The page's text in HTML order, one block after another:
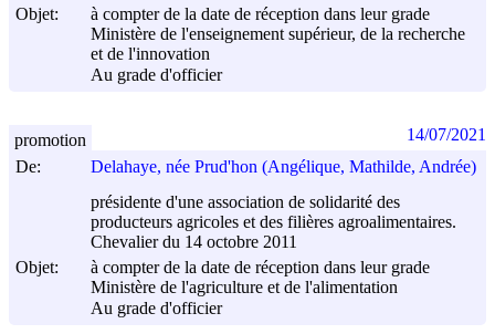
Objet:
à compter de la date de réception dans leur grade
Ministère de l'enseignement supérieur, de la recherche
et de l'innovation
Au grade d'officier
De:
Delahaye, née Prud'hon (Angélique, Mathilde, Andrée)
présidente d'une association de solidarité des
producteurs agricoles et des filières agroalimentaires.
Chevalier du 14 octobre 2011
Objet:
à compter de la date de réception dans leur grade
Ministère de l'agriculture et de l'alimentation
Au grade d'officier
promotion 14/07/2021